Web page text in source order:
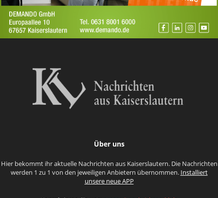
Über uns
Hier bekommt ihr aktuelle Nachrichten aus Kaiserslautern. Die Nachrichten
werden 1 zu 1 von den jeweiligen Anbietern übernommen. Installiert
unsere neue APP